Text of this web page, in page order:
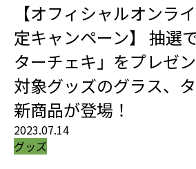
【オフィシャルオンラ
定キャンペーン】 抽選
ターチェキ」をプレゼ
対象グッズのグラス、
新商品が登場！
2023.07.14
グッズ